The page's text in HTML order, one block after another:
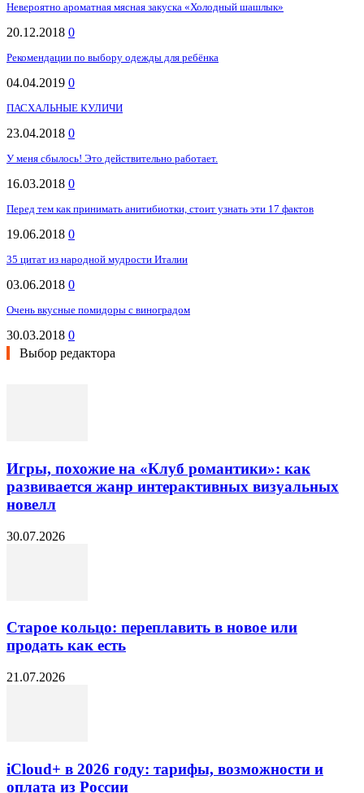
Невероятно ароматная мясная закуска «Холодный шашлык»
20.12.2018 0
Рекомендации по выбору одежды для ребёнка
04.04.2019 0
ПАСХАЛЬНЫЕ КУЛИЧИ
23.04.2018 0
У меня сбылось! Это действительно работает.
16.03.2018 0
Перед тем как принимать анитибиотки, стоит узнать эти 17 фактов
19.06.2018 0
35 цитат из народной мудрости Италии
03.06.2018 0
Очень вкусные помидоры с виноградом
30.03.2018 0
Выбор редактора
Игры, похожие на «Клуб романтики»: как
развивается жанр интерактивных визуальных
новелл
30.07.2026
Старое кольцо: переплавить в новое или
продать как есть
21.07.2026
iCloud+ в 2026 году: тарифы, возможности и
оплата из России